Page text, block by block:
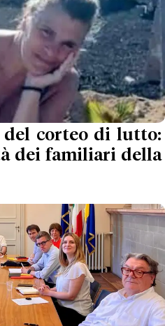
del corteo di lutto:
dei familiari della